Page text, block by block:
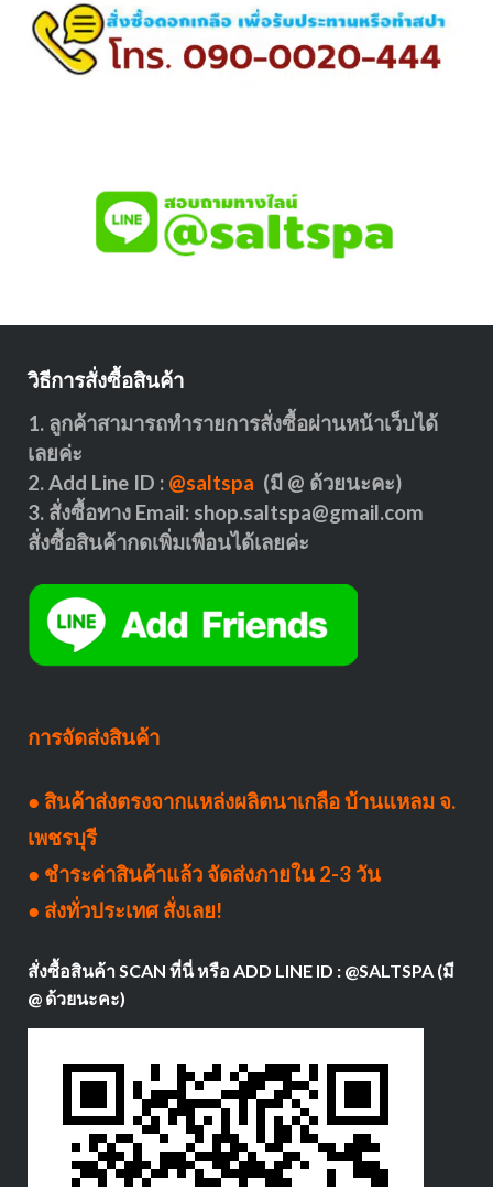
วิธีการสั่งซื้อสินค้า
1. ลูกค้าสามารถทำรายการสั่งซื้อผ่านหน้าเว็บได้
เลยค่ะ
2. Add Line ID : @saltspa (มี @ ด้วยนะคะ)
3. สั่งซื้อทาง Email: shop.saltspa@gmail.com
สั่งซื้อสินค้ากดเพิ่มเพื่อนได้เลยค่ะ
การจัดส่งสินค้า
● สินค้าส่งตรงจากแหล่งผลิตนาเกลือ บ้านแหลม จ.
เพชรบุรี
● ชำระค่าสินค้าแล้ว จัดส่งภายใน 2-3 วัน
● ส่งทั่วประเทศ สั่งเลย!
สั่งซื้อสินค้า SCAN ที่นี่ หรือ ADD LINE ID : @SALTSPA (มี
@ ด้วยนะคะ)